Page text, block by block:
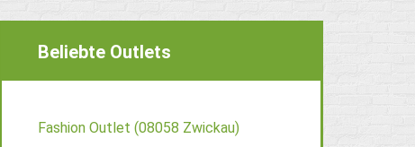
Beliebte Outlets
Fashion Outlet (08058 Zwickau)